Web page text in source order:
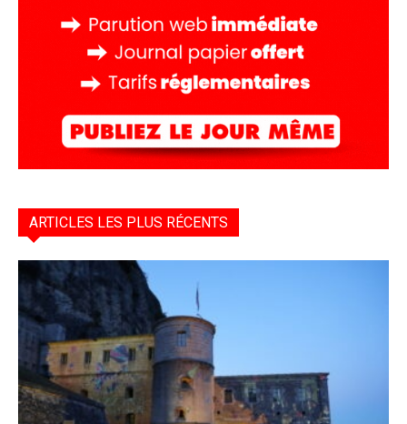
ARTICLES LES PLUS RÉCENTS